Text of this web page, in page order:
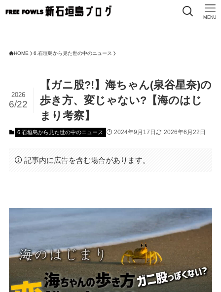
MENU
HOME 6.石垣島から見た世の中のニュース
【ガニ股?!】海ちゃん(泉谷星奈)の
歩き方、変じゃない?【海のはじ
まり考察】
2026
6/22
6.石垣島から見た世の中のニュース 2024年9月17日 2026年6月22日
記事内に広告を含む場合があります。